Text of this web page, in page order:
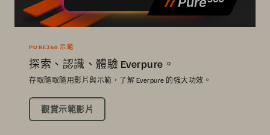
PURE360 示範
探索、認識、體驗 Everpure。
存取隨取隨用影片與示範，了解 Everpure 的強大功效。
觀賞示範影片